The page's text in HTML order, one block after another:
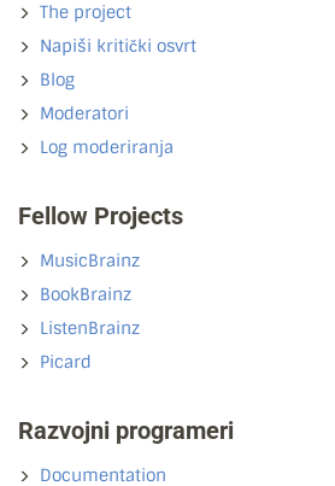
The project
Napiši kritički osvrt
Blog
Moderatori
Log moderiranja
Fellow Projects
MusicBrainz
BookBrainz
ListenBrainz
Picard
Razvojni programeri
Documentation